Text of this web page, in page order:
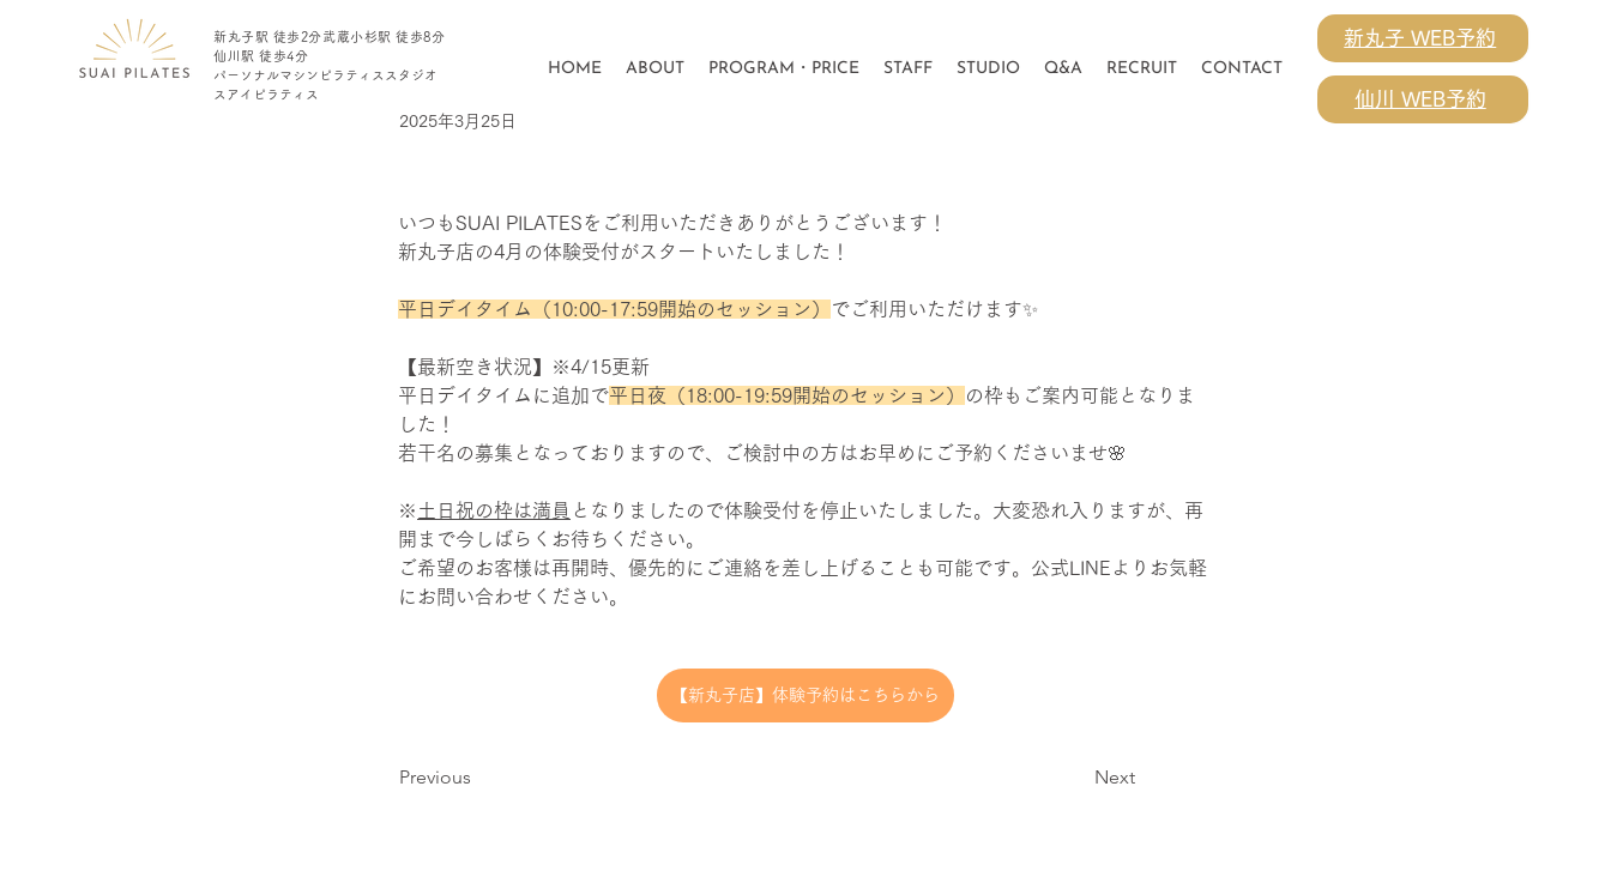
新丸子駅 徒歩2分​​武蔵小杉駅 徒歩8分
仙川駅 徒歩4分
​パーソナル​マシンピラティス ​スタジオ
​スアイピラティス
HOME ABOUT PROGRAM・PRICE STAFF STUDIO Q&A RECRUIT CONTACT
新丸子 WEB予約
仙川 WEB予約
< Back
［新丸子店］4月の体験予約受付中！【4/15更新】
2025年3月25日
いつもSUAI PILATESをご利用いただきありがとうございます！
新丸子店の4月の体験受付がスタートいたしました！
平日デイタイム（10:00-17:59開始のセッション） でご利用いただけます✨
【最新空き状況】※4/15更新
平日デイタイムに追加で平日夜（18:00-19:59開始のセッション）
の枠もご案内可能となりま
した！
若干名の募集となっておりますので、ご検討中の方はお早めにご予約くださいませ🌸
※ 土日祝の枠は満員 となりましたので体験受付を停止いたしました。大変恐れ入りますが、再
開まで今しばらくお待ちください。
ご希望のお客様は再開時、優先的にご連絡を差し上げることも可能です。公式LINEよりお気軽
にお問い合わせください。
【新丸子店】体験予約はこちらから
Previous Next